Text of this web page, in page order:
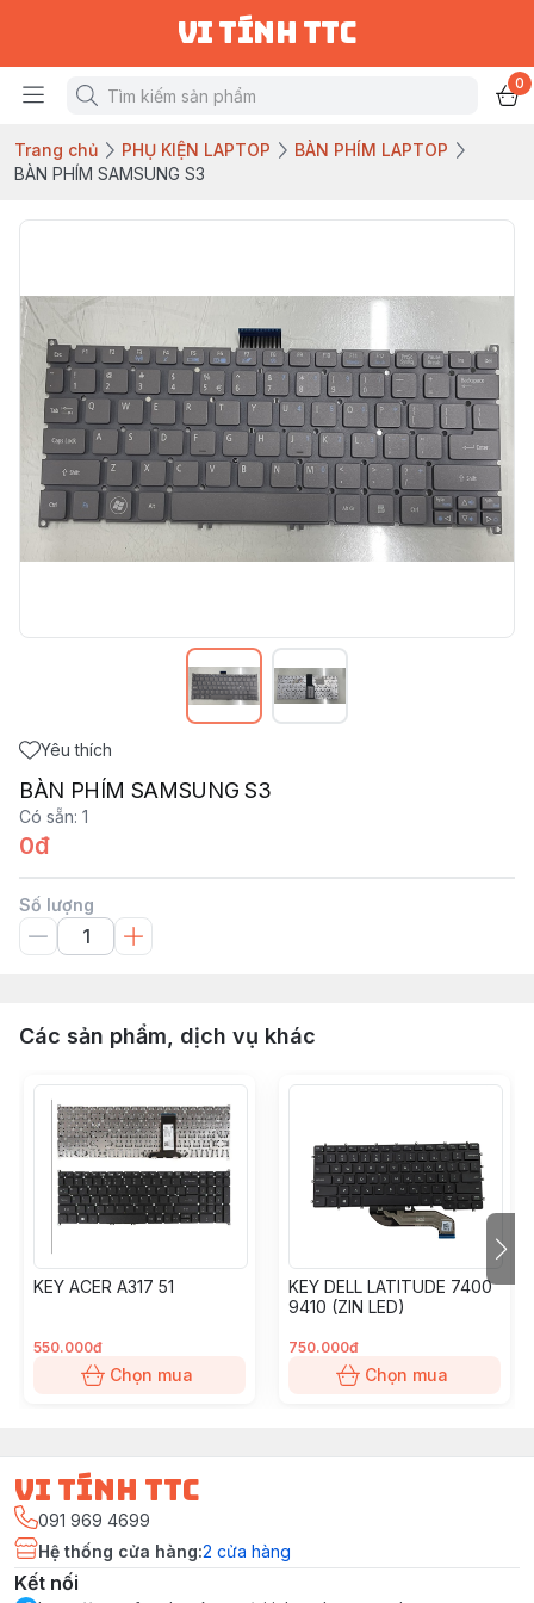
vi tính ttc
0
Trang chủ PHỤ KIỆN LAPTOP
BÀN PHÍM LAPTOP
BÀN PHÍM SAMSUNG S3
Yêu thích
BÀN PHÍM SAMSUNG S3
Có sẵn: 1
0đ
Số lượng
Các sản phẩm, dịch vụ khác
KEY ACER A317 51
550.000đ
Chọn mua
KEY DELL LATITUDE 7400
9410 (ZIN LED)
750.000đ
Chọn mua
vi tính ttc
091 969 4699
Hệ thống cửa hàng:2 cửa hàng
Kết nối